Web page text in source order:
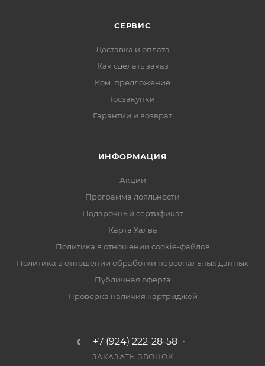
СЕРВИС
Доставка и оплата
Как сделать заказ
Ком. предложение
Госзакупки
Гарантии и возврат
ИНФОРМАЦИЯ
Акции
Программа лояльности
Подарочный сертификат
Карта Халва
Политика в отношении cookie-файлов
Политика в отношении обработки персональных данных
Публичная оферта
Проверка наличия картриджей
+7 (924) 222-28-58
ЗАКАЗАТЬ ЗВОНОК